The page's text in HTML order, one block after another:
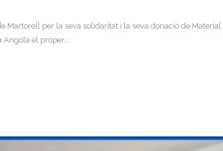
per la seva solidaritat i la seva donació de
Angola el proper...